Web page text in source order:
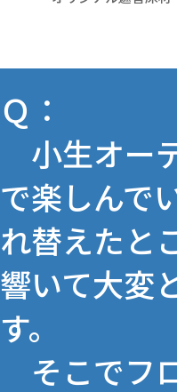
Ｑ：
小生オー
で楽しんで
れ替えたと
響いて大変
す。
そこでフ